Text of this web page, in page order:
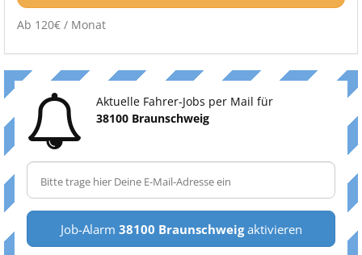
Ab 120€ / Monat
Aktuelle Fahrer-Jobs per Mail für
38100 Braunschweig
Job-Alarm 38100 Braunschweigaktivieren